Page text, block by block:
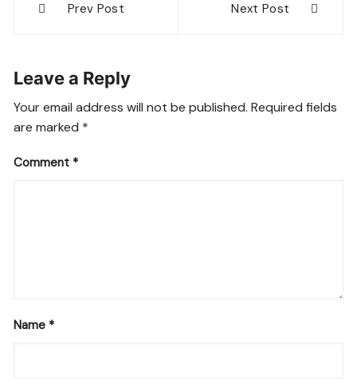
navigation
Prev Post Next Post
Leave a Reply
Your email address will not be published. Required fields
are marked *
Comment *
Name *